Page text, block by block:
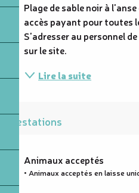
Plage de sable noir à
accès payant pour toutes
S'adresser au personnel
sur le site.
Lire la suite
Prestations
Animaux acceptés
• Animaux acceptés en laisse